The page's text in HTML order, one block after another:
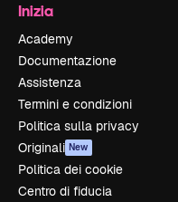
Inizia
Academy
Documentazione
Assistenza
Termini e condizioni
Politica sulla privacy
Originali New
Politica dei cookie
Centro di fiducia